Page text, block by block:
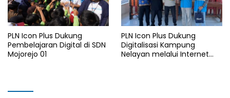
PLN Icon Plus Dukung
Pembelajaran Digital di SDN
Mojorejo 01
PLN Icon Plus Dukung
Digitalisasi Kampung
Nelayan melalui Internet